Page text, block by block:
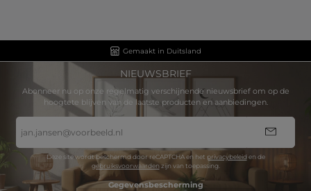
Gemaakt in Duitsland
NIEUWSBRIEF
Abonneer nu op onze regelmatig verschijnende nieuwsbrief om op de
hoogtete blijven van de laatste producten en aanbiedingen.
mailadres
*
Deze site wordt beschermd door reCAPTCHA en het privacybeleid en de
gebruiksvoorwaarden zijn van toepassing.
Gegevensbescherming